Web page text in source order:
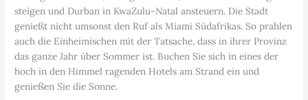
steigen und Durban in KwaZulu-Natal ansteuern. Die Stadt
genießt nicht umsonst den Ruf als Miami Südafrikas. So prahlen
auch die Einheimischen mit der Tatsache, dass in ihrer Provinz
das ganze Jahr über Sommer ist. Buchen Sie sich in eines der
hoch in den Himmel ragenden Hotels am Strand ein und
genießen Sie die Sonne.